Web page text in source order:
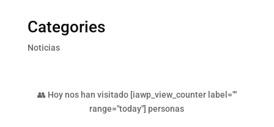
Categories
Noticias
👥 Hoy nos han visitado [iawp_view_counter label=""
range="today"] personas